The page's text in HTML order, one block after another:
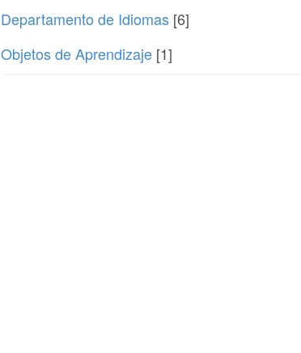
Departamento de Idiomas[6]
Objetos de Aprendizaje[1]